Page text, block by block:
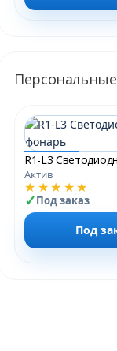
Актив
★★★★★
Под заказ
Под